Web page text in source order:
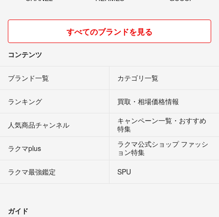
すべてのブランドを見る
コンテンツ
ブランド一覧 カテゴリ一覧
ランキング 買取・相場価格情報
人気商品チャンネル
キャンペーン一覧・おすすめ
特集
ラクマplus
ラクマ公式ショップ ファッシ
ョン特集
ラクマ最強鑑定
SPU
ガイド